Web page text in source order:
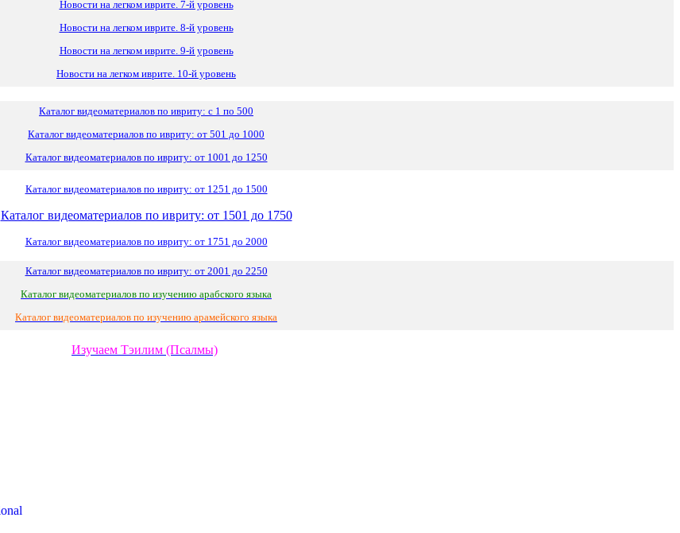
Новости на легком иврите. 7-й уровень
Новости на легком иврите. 8-й уровень
Новости на легком иврите. 9-й уровень
Новости на легком иврите. 10-й уровень
Каталог видеоматериалов по ивриту: с 1 по 500
Каталог видеоматериалов по ивриту: от 501 до 1000
Каталог видеоматериалов по ивриту: от 1001 до 1250
Каталог видеоматериалов по ивриту: от 1251 до 1500
Каталог видеоматериалов по ивриту: от 1501 до 1750
Каталог видеоматериалов по ивриту: от 1751 до 2000
Каталог видеоматериалов по ивриту: от 2001 до 2250
Каталог видеоматериалов по изучению арабского языка
Каталог видеоматериалов по изучению арамейского языка
Изучаем Тэилим (Псалмы)